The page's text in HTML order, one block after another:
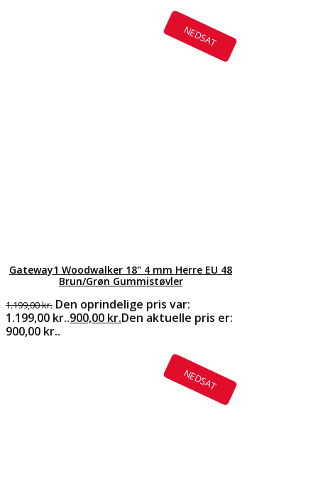
NEDSAT
Gateway1 Woodwalker 18" 4 mm Herre EU 48
Brun/Grøn Gummistøvler
1.199,00kr. Den oprindelige pris var:
1.199,00 kr..900,00 kr.Den aktuelle pris er:
900,00 kr..
NEDSAT